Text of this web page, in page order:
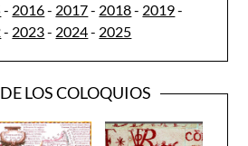
- 2016- 2017- 2018- 2019-
- 2023- 2024- 2025
LOS COLOQUIOS